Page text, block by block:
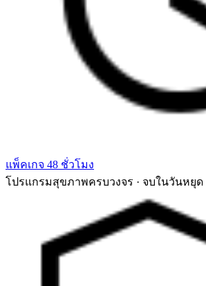
แพ็คเกจ 48 ชั่วโมง
โปรแกรมสุขภาพครบวงจร · จบในวันหยุด